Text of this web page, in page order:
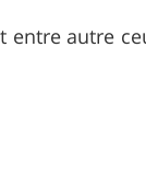
entre autre